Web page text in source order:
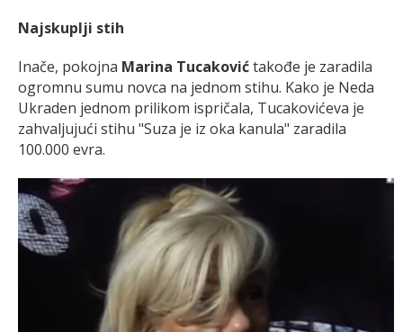
Najskuplji stih
Inače, pokojna Marina Tucakovićtakođe je zaradila
ogromnu sumu novca na jednom stihu. Kako je Neda
Ukraden jednom prilikom ispričala, Tucakovićeva je
zahvaljujući stihu "Suza je iz oka kanula" zaradila
100.000 evra.